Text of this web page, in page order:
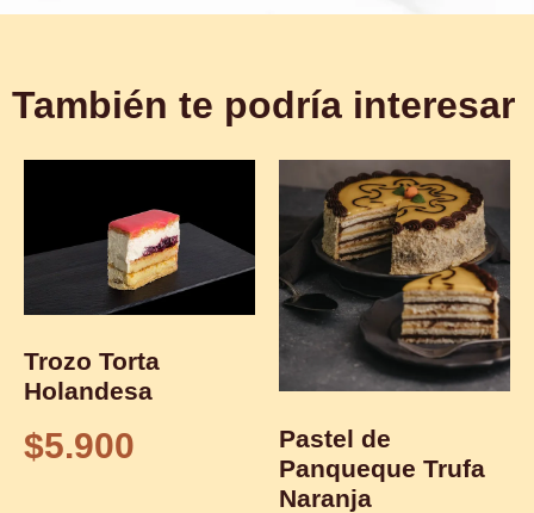
También te podría interesar
Trozo Torta
Holandesa
$5.900
Pastel de
Panqueque Trufa
Naranja